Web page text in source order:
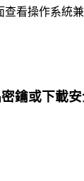
查看操作系統
鑰或下載